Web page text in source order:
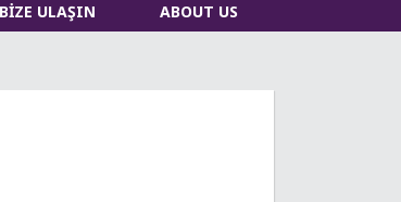
BİZE ULAŞIN ABOUT US